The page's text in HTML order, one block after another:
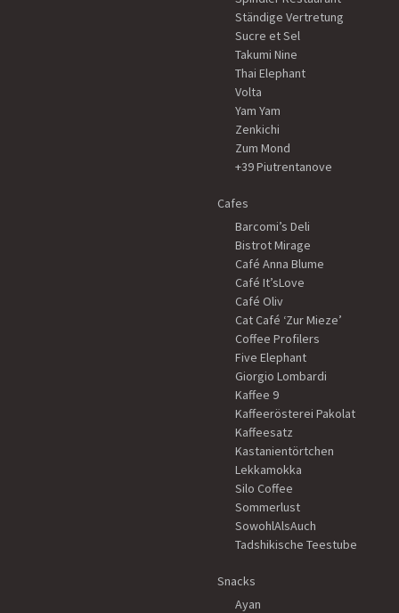
Ständige Vertretung
Sucre et Sel
Takumi Nine
Thai Elephant
Volta
Yam Yam
Zenkichi
Zum Mond
+39 Piutrentanove
Cafes
Barcomi’s Deli
Bistrot Mirage
Café Anna Blume
Café It’sLove
Café Oliv
Cat Café ‘Zur Mieze’
Coffee Profilers
Five Elephant
Giorgio Lombardi
Kaffee 9
Kaffeerösterei Pakolat
Kaffeesatz
Kastanientörtchen
Lekkamokka
Silo Coffee
Sommerlust
SowohlAlsAuch
Tadshikische Teestube
Snacks
Ayan